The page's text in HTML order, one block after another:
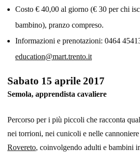
Costo € 40,00 al giorno (€ 30 per chi
bambino), pranzo compreso.
Informazioni e prenotazioni: 0464
education@mart.trento.it
Sabato 15 aprile 2017
Semola, apprendista cavaliere
Percorso per i più piccoli che racconta
nei torrioni, nei cunicoli e nelle cannoniere
Rovereto, coinvolgendo adulti e bambini